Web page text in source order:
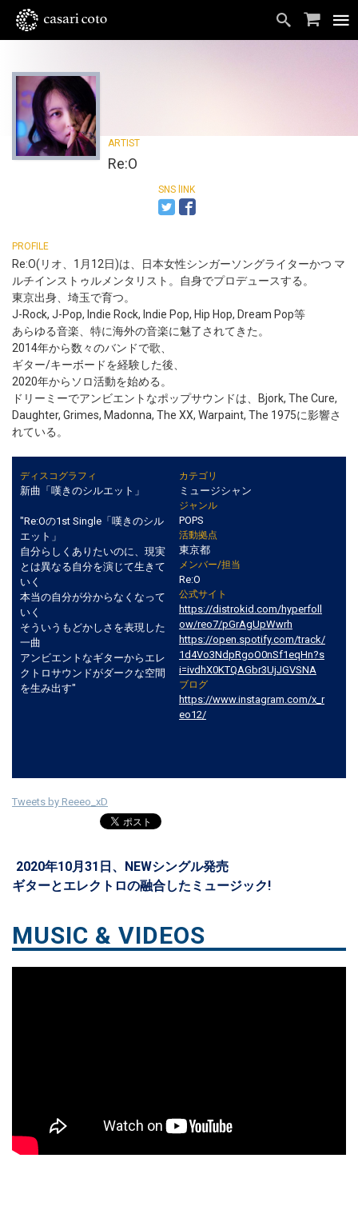
Re:O
Re:O(リオ、1月12日)は、日本女性シンガーソングライターかつ マ
ルチインストゥルメンタリスト。自身でプロデュースする。
東京出身、埼玉で育つ。
J-Rock, J-Pop, Indie Rock, Indie Pop, Hip Hop, Dream Pop等
あらゆる音楽、特に海外の音楽に魅了されてきた。
2014年から数々のバンドで歌、
ギター/キーボードを経験した後、
2020年からソロ活動を始める。
ドリーミーでアンビエントなポップサウンドは、Bjork, The Cure,
Daughter, Grimes, Madonna, The XX, Warpaint, The 1975に影響さ
れている。
ディスコグラフィ
新曲「嘆きのシルエット」
"Re:Oの1st Single「嘆きのシル
エット」
自分らしくありたいのに、現実
とは異なる自分を演じて生きて
いく
本当の自分が分からなくなって
いく
そういうもどかしさを表現した
一曲
アンビエントなギターからエレ
クトロサウンドがダークな空間
を生み出す"
カテゴリ
ミュージシャン
ジャンル
POPS
活動拠点
東京都
メンバー/担当
Re:O
公式サイト
https://distrokid.com/hyperfoll
ow/reo7/pGrAgUpWwrh
https://open.spotify.com/track/
1d4Vo3NdpRgoO0nSf1eqHn?s
i=ivdhX0KTQAGbr3UjJGVSNA
ブログ
https://www.instagram.com/x_r
eo12/
Tweets by Reeeo_xD
2020年10月31日、NEWシングル発売
ギターとエレクトロの融合したミュージック!
MUSIC & VIDEOS